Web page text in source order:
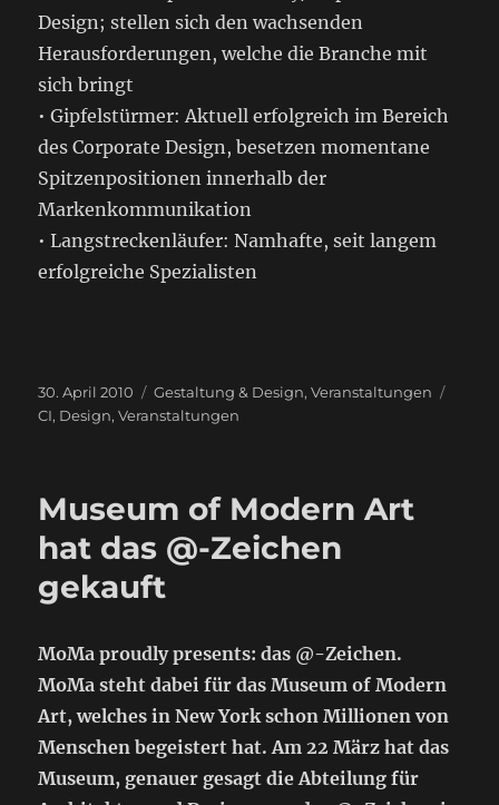
Design; stellen sich den wachsenden
Herausforderungen, welche die Branche mit
sich bringt
• Gipfelstürmer: Aktuell erfolgreich im Bereich
des Corporate Design, besetzen momentane
Spitzenpositionen innerhalb der
Markenkommunikation
• Langstreckenläufer: Namhafte, seit langem
erfolgreiche Spezialisten
Veröffentlicht
am
30. April 2010 Kategorien
Gestaltung & Design,Veranstaltungen
CI, Design,Veranstaltungen
Museum of Modern Art
hat das @-Zeichen
gekauft
MoMa proudly presents: das @-Zeichen.
MoMa steht dabei für das Museum of Modern
Art, welches in New York schon Millionen von
Menschen begeistert hat. Am 22 März hat das
Museum, genauer gesagt die Abteilung für